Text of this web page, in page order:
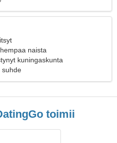
naista
kuningaskunta
suhde
toimii